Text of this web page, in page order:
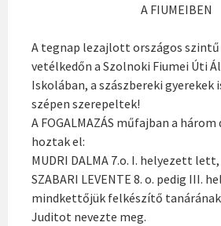
A FIUMEIBEN
A tegnap lezajlott országos
vetélkedőn a Szolnoki Fiumei Úti
Iskolában, a szászbereki gyerekek
szépen szerepeltek!
A FOGALMAZÁS műfajban a
hoztak el:
MUDRI DALMA 7.o. I. helyezett lett,
SZABARI LEVENTE 8. o. pedig III.
mindkettőjük felkészítő tanárának
Juditot nevezte meg.